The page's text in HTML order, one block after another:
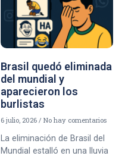
Brasil quedó eliminada
del mundial y
aparecieron los
burlistas
6 julio, 2026 No hay comentarios
La eliminación de Brasil del
Mundial estalló en una lluvia